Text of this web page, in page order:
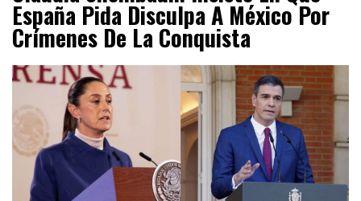
España Pida Disculpa A México Por
Crímenes De La Conquista